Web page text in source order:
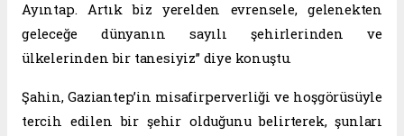
Ayıntap. Artık biz yerelden evrensele, gelenekten
geleceğe dünyanın sayılı şehirlerinden ve
ülkelerinden bir tanesiyiz” diye konuştu.
Şahin, Gaziantep’in misafirperverliği ve hoşgörüsüyle
tercih edilen bir şehir olduğunu belirterek, şunları